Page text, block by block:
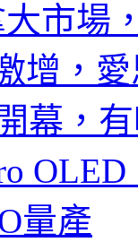
市場
增，
幕，
量產